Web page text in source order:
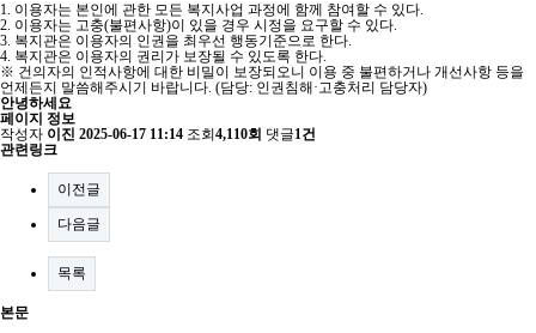
1. 이용자는 본인에 관한 모든 복지사업 과정에 함께 참여할 수 있다.
2. 이용자는 고충(불편사항)이 있을 경우 시정을 요구할 수 있다.
3. 복지관은 이용자의 인권을 최우선 행동기준으로 한다.
4. 복지관은 이용자의 권리가 보장될 수 있도록 한다.
※ 건의자의 인적사항에 대한 비밀이 보장되오니 이용 중 불편하거나 개선사항 등을
언제든지 말씀해주시기 바랍니다. (담당: 인권침해·고충처리 담당자)
안녕하세요
페이지 정보
작성자 이진 2025-06-17 11:14 조회 4,110회 댓글1건
관련링크
이전글
다음글
목록
본문